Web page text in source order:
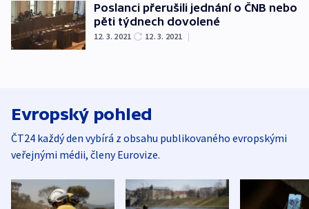
Poslanci přerušili jednání o ČNB nebo
pěti týdnech dovolené
12. 3. 2021 12. 3. 2021 |
Evropský pohled
ČT24 každý den vybírá z obsahu publikovaného evropskými
veřejnými médii, členy Eurovize.